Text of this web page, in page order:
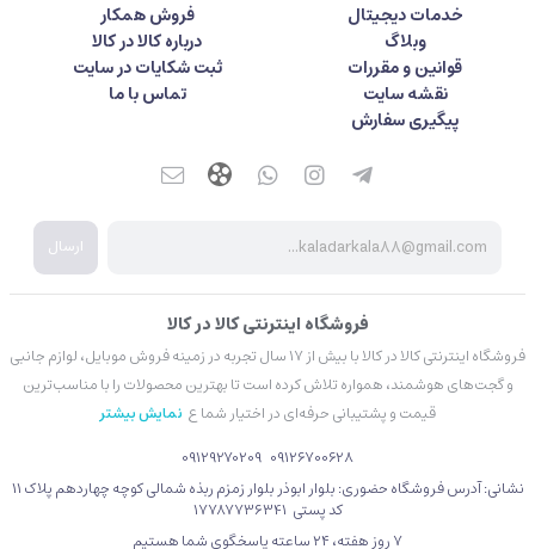
خدمات دیجیتال
فروش همکار
وبلاگ
درباره کالا در کالا
قوانین و مقررات
ثبت شکایات در سایت
نقشه سایت
تماس با ما
پیگیری سفارش
ارسال
فروشگاه اینترنتی کالا در کالا
فروشگاه اینترنتی کالا در کالا با بیش از ۱۷ سال تجربه در زمینه فروش موبایل، لوازم جانبی
و گجت‌های هوشمند، همواره تلاش کرده است تا بهترین محصولات را با مناسب‌ترین
قیمت و پشتیبانی حرفه‌ای در اختیار شما ع نمایش بیشتر
09126700628
09129270209
نشانی: آدرس فروشگاه حضوری: بلوار ابوذر بلوار زمزم ربذه شمالی کوچه چهاردهم پلاک 11
کد پستی 17787736341
۷ روز هفته، ۲۴ ساعته پاسخگوی شما هستیم